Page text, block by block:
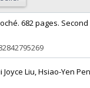
682 pages.
Joyce Liu, Hsiao-Yen